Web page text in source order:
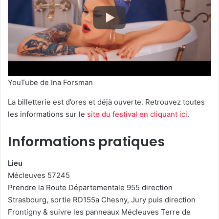
YouTube de Ina Forsman
La billetterie est d’ores et déjà ouverte. Retrouvez toutes
les informations sur le site du festival en cliquant ici.
Informations pratiques
Lieu
Mécleuves 57245
Prendre la Route Départementale 955 direction
Strasbourg, sortie RD155a Chesny, Jury puis direction
Frontigny & suivre les panneaux Mécleuves Terre de